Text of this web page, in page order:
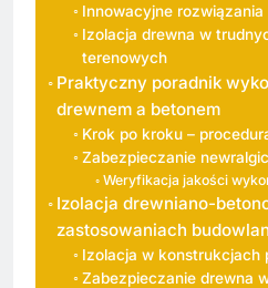
Innowacyjne
Izolacja drewna w
terenowych
Praktyczny poradnik
drewnem a betonem
Krok po kroku –
Zabezpieczanie
Weryfikacja jakości
Izolacja drewniano-
zastosowaniach
Izolacja w konstrukcjach
Zabezpieczanie drewna